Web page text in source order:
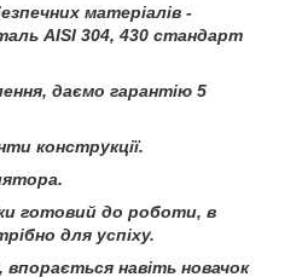
матеріалів -
AISI 304, 430 стандарт
даємо гарантію 5
конструкції.
готовий до роботи, в
для успіху.
навіть новачок